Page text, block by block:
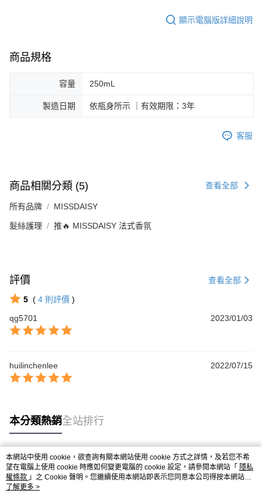
顯示電腦版詳細說明
商品規格
容量 250mL
製造日期 依瓶身所示 ｜有效期限：3年
客服
商品相關分類 (5) 查看全部
所有品牌 MISSDAISY
髮絲護理 推🔥 MISSDAISY 法式香氛
評價 查看全部
5 ( 4 則評價 )
qg5701
2023/01/03
huilinchenlee 2022/07/15
本分類熱銷全站排行
熱門標籤
本網站中使用 cookie，欲查詢有關本網站使用 cookie 方式之詳情，及若您不希
望在電腦上使用 cookie 時應如何變更電腦的 cookie 設定，請參閱本網站「 隱私
權條款 」之 Cookie 聲明。您繼續使用本網站即表示您同意本公司得按本網站使
用條款之 Cookie 聲明使用 cookie。
了解更多 >